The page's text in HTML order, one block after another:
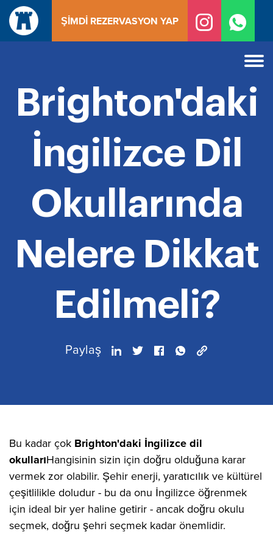
İçeriğe
geç
ŞIMDI REZERVASYON YAP
Brighton'daki
İngilizce Dil
Okullarında
Nelere Dikkat
Edilmeli?
Paylaş
Bu kadar çok Brighton'daki İngilizce dil
okullarıHangisinin sizin için doğru olduğuna karar
vermek zor olabilir. Şehir enerji, yaratıcılık ve kültürel
çeşitlilikle doludur - bu da onu İngilizce öğrenmek
için ideal bir yer haline getirir - ancak doğru okulu
seçmek, doğru şehri seçmek kadar önemlidir.